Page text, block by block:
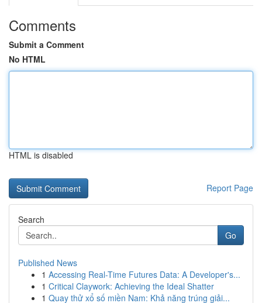
Comments
Submit a Comment
No HTML
HTML is disabled
Report Page
Search
Go
Published News
1 Accessing Real-Time Futures Data: A Developer's...
1 Critical Claywork: Achieving the Ideal Shatter
1 Quay thử xổ số miền Nam: Khả năng trúng giải...